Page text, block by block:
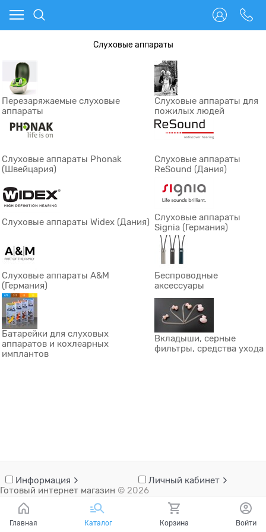
Слуховые аппараты
Перезаряжаемые слуховые
аппараты
Слуховые аппараты для
пожилых людей
Слуховые аппараты Phonak
(Швейцария)
Слуховые аппараты
ReSound (Дания)
Слуховые аппараты Widex (Дания) Слуховые аппараты
Signia (Германия)
Слуховые аппараты A&M
(Германия)
Беспроводные
аксессуары
Батарейки для слуховых
аппаратов и кохлеарных
имплантов
Вкладыши, серные
фильтры, средства ухода
Информация
Личный кабинет
Готовый интернет магазин © 2026
Главная Каталог Корзина Войти